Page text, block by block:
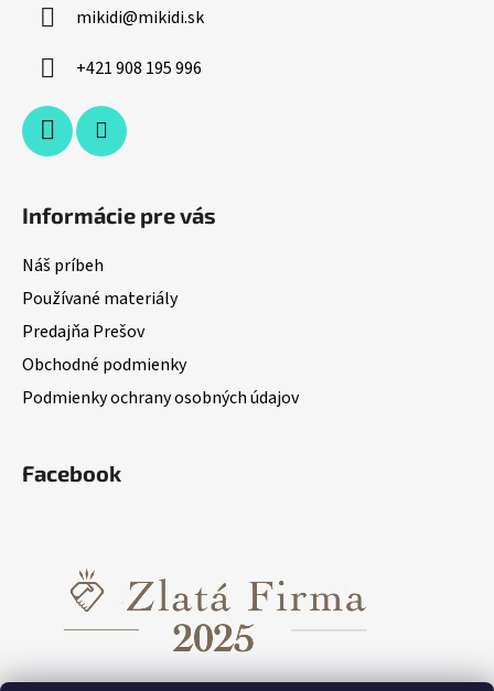
mikidi@mikidi.sk
+421 908 195 996
Informácie pre vás
Náš príbeh
Používané materiály
Predajňa Prešov
Obchodné podmienky
Podmienky ochrany osobných údajov
Facebook